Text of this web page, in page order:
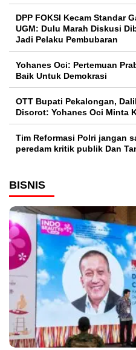
DPP FOKSI Kecam Standar
UGM: Dulu Marah Diskusi
Jadi Pelaku Pembubaran
Yohanes Oci: Pertemuan
Baik Untuk Demokrasi
OTT Bupati Pekalongan,
Disorot: Yohanes Oci Minta
Tim Reformasi Polri jangan
peredam kritik publik Dan
BISNIS